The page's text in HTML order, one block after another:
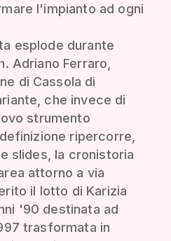
l'impianto ad ogni
esplode durante
Adriano Ferraro,
di Cassola di
che invece di
strumento
ripercorre,
slides, la cronistoria
attorno a via
il lotto di Karizia
'90 destinata ad
trasformata in